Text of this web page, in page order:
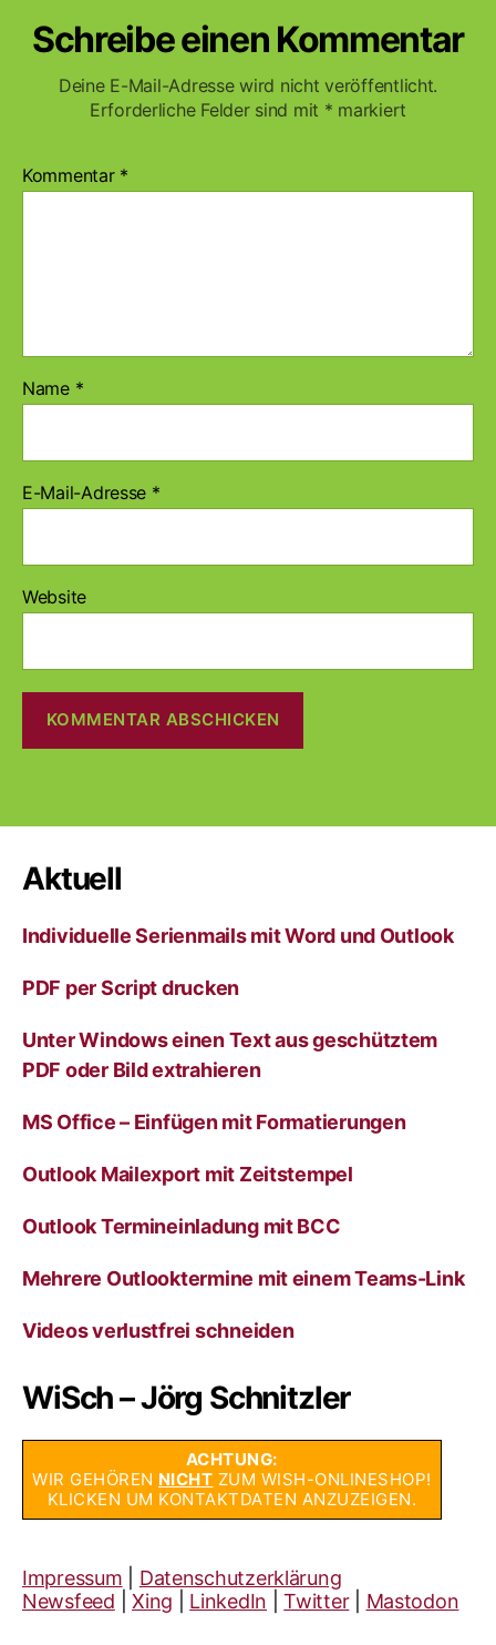
Schreibe einen Kommentar
Deine E-Mail-Adresse wird nicht veröffentlicht.
Erforderliche Felder sind mit * markiert
Kommentar *
Name *
E-Mail-Adresse *
Website
t
r
n
v
Aktuell
Individuelle Serienmails mit Word und Outlook
PDF per Script drucken
Unter Windows einen Text aus geschütztem
PDF oder Bild extrahieren
MS Office – Einfügen mit Formatierungen
Outlook Mailexport mit Zeitstempel
Outlook Termineinladung mit BCC
Mehrere Outlooktermine mit einem Teams-Link
Videos verlustfrei schneiden
WiSch – Jörg Schnitzler
ACHTUNG:
WIR GEHÖREN NICHT ZUM WISH-ONLINESHOP!
KLICKEN UM KONTAKTDATEN ANZUZEIGEN.
Impressum
Datenschutzerklärung
Newsfeed |Xing LinkedIn |Twitter Mastodon